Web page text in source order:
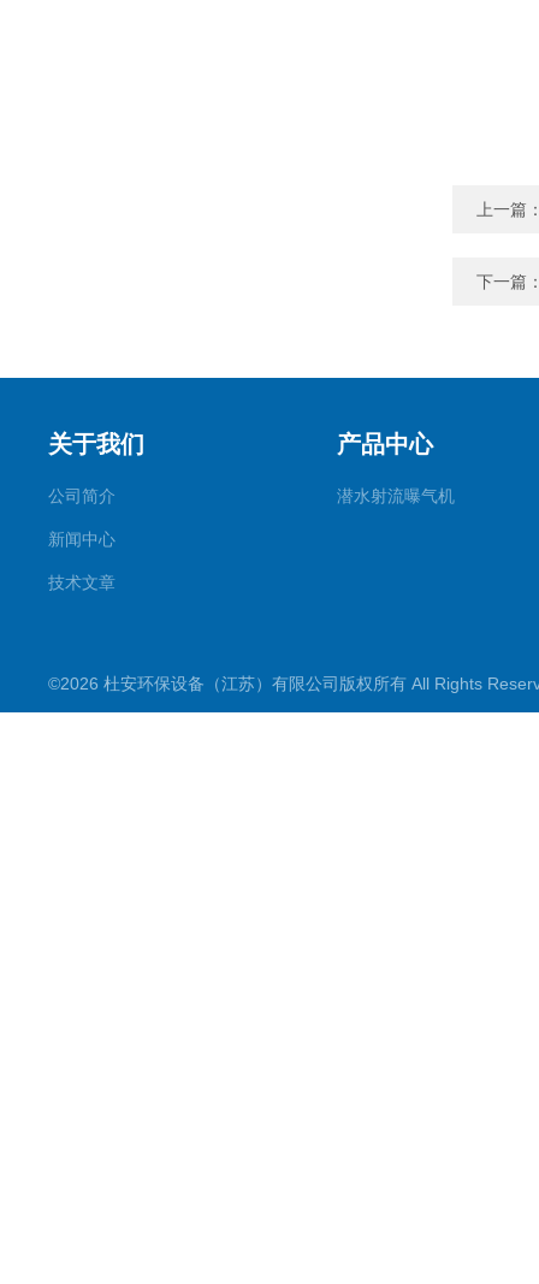
上一篇
下一篇
关于我们
公司简介
新闻中心
技术文章
产品中心
潜水射流曝气机
©2026 杜安环保设备（江苏）有限公司版权所有 All Rights